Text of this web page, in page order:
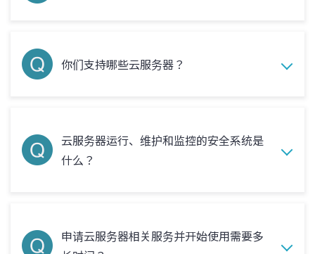
你们支持哪些云服务器？
云服务器运行、维护和监控的安全系统是
什么？
申请云服务器相关服务并开始使用需要多